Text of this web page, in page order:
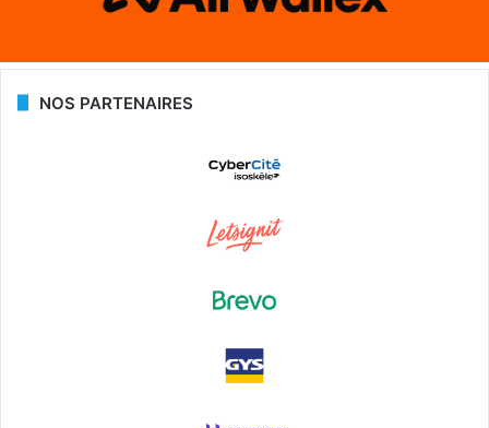
NOS PARTENAIRES